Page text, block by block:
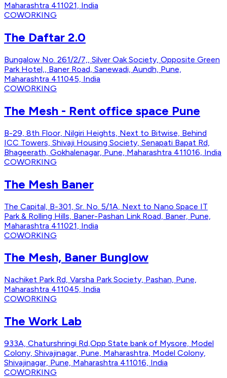
Maharashtra 411021, India
COWORKING
The Daftar 2.0
Bungalow No. 261/2/7,, Silver Oak Society, Opposite Green
Park Hotel,, Baner Road, Sanewadi, Aundh, Pune,
Maharashtra 411045, India
COWORKING
The Mesh - Rent office space Pune
B-29, 8th Floor, Nilgiri Heights, Next to Bitwise, Behind
ICC Towers, Shivaji Housing Society, Senapati Bapat Rd,
Bhageerath, Gokhalenagar, Pune, Maharashtra 411016, India
COWORKING
The Mesh Baner
The Capital, B-301, Sr. No. 5/1A, Next to Nano Space IT
Park & Rolling Hills, Baner-Pashan Link Road, Baner, Pune,
Maharashtra 411021, India
COWORKING
The Mesh, Baner Bunglow
Nachiket Park Rd, Varsha Park Society, Pashan, Pune,
Maharashtra 411045, India
COWORKING
The Work Lab
933A, Chaturshringi Rd,Opp State bank of Mysore, Model
Colony, Shivajinagar, Pune, Maharashtra, Model Colony,
Shivajinagar, Pune, Maharashtra 411016, India
COWORKING